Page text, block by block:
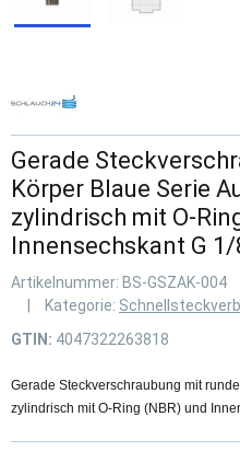
Gerade
Körper Blaue Serie
zylindrisch mit O-
Innensechskant G 1/
Artikelnummer: BS-GSZAK-004
Kategorie:
GTIN: 4047322263818
Gerade Steckverschraubung mit
zylindrisch mit O-Ring (NBR) und